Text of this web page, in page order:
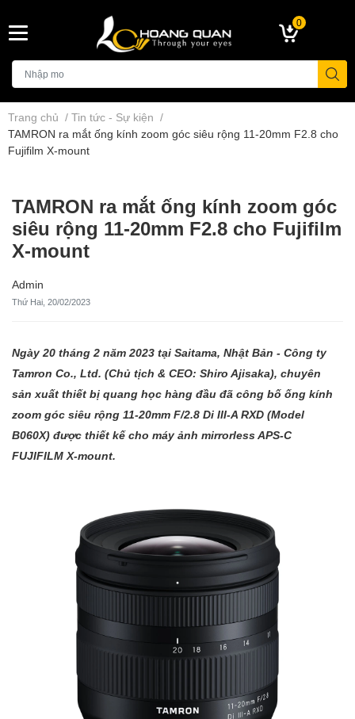
0
Trang chủ / Tin tức - Sự kiện /
TAMRON ra mắt ống kính zoom góc siêu rộng 11-20mm F2.8 cho
Fujifilm X-mount
TAMRON ra mắt ống kính zoom góc
siêu rộng 11-20mm F2.8 cho Fujifilm
X-mount
Admin
Thứ Hai, 20/02/2023
Ngày 20 tháng 2 năm 2023 tại Saitama, Nhật Bản - Công ty
Tamron Co., Ltd. (Chủ tịch & CEO: Shiro Ajisaka), chuyên
sản xuất thiết bị quang học hàng đầu đã công bố ống kính
zoom góc siêu rộng 11-20mm F/2.8 Di III-A RXD (Model
B060X) được thiết kế cho máy ảnh mirrorless APS-C
FUJIFILM X-mount.